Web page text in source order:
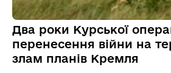
Два роки Курської
перенесення війни на
злам планів Кремля